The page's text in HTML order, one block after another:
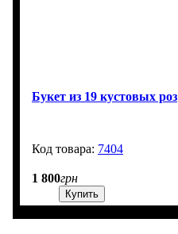
Букет из 19 кустовых роз
7404
1 800грн
Купить